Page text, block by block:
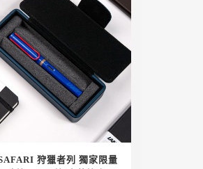
NT$ 1,200
NT$ 1,650
狩獵者列 獨家限量